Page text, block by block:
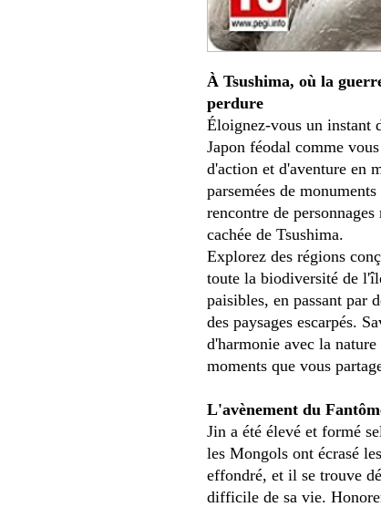
À Tsushima, où la
perdure
Éloignez-vous un instant
Japon féodal comme
d'action et d'aventure en
parsemées de
rencontre de
cachée de Tsushima.
Explorez des régions
toute la biodiversité de
paisibles, en passant par
des paysages escarpés.
d'harmonie avec la
moments que vous
L'avènement du
Jin a été élevé et formé
les Mongols ont écrasé
effondré, et il se trouve
difficile de sa vie.